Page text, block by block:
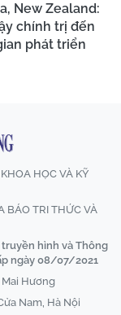
New Zealand:
chính trị đến
phát triển
HỌC VÀ KỸ
BÁO TRI THỨC VÀ
truyền hình và Thông
ngày 08/07/2021
Hương
Nam, Hà Nội